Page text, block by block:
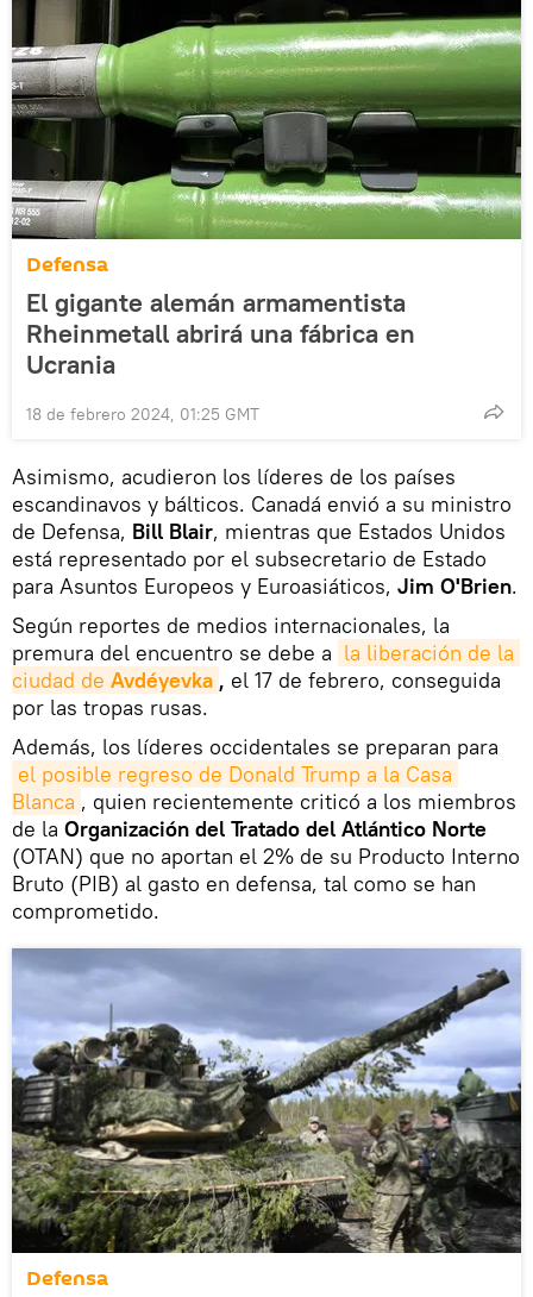
Defensa
El gigante alemán armamentista
Rheinmetall abrirá una fábrica en
Ucrania
18 de febrero 2024, 01:25 GMT
Asimismo, acudieron los líderes de los países
escandinavos y bálticos. Canadá envió a su ministro
de Defensa, Bill Blair, mientras que Estados Unidos
está representado por el subsecretario de Estado
para Asuntos Europeos y Euroasiáticos, Jim O'Brien.
Según reportes de medios internacionales, la
premura del encuentro se debe a la liberación de la
ciudad de Avdéyevka , el 17 de febrero, conseguida
por las tropas rusas.
Además, los líderes occidentales se preparan para
el posible regreso de Donald Trump a la Casa
Blanca , quien recientemente criticó a los miembros
de la Organización del Tratado del Atlántico Norte
(OTAN) que no aportan el 2% de su Producto Interno
Bruto (PIB) al gasto en defensa, tal como se han
comprometido.
Defensa